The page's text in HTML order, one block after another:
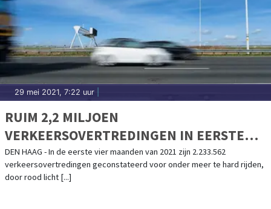
29 mei 2021, 7:22 uur
RUIM 2,2 MILJOEN
VERKEERSOVERTREDINGEN IN EERSTE
VIER MAANDEN 2021
DEN HAAG - In de eerste vier maanden van 2021 zijn 2.233.562
verkeersovertredingen geconstateerd voor onder meer te hard rijden,
door rood licht [...]